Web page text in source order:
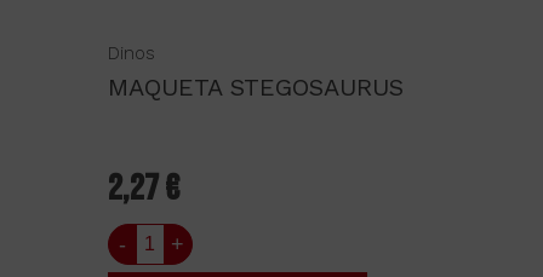
Dinos
MAQUETA STEGOSAURUS
2,27 €
- +